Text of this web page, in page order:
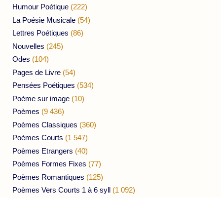
Humour Poétique (222)
La Poésie Musicale (54)
Lettres Poétiques (86)
Nouvelles (245)
Odes (104)
Pages de Livre (54)
Pensées Poétiques (534)
Poème sur image (10)
Poèmes (9 436)
Poèmes Classiques (360)
Poèmes Courts (1 547)
Poèmes Etrangers (40)
Poèmes Formes Fixes (77)
Poèmes Romantiques (125)
Poèmes Vers Courts 1 à 6 syll (1 092)